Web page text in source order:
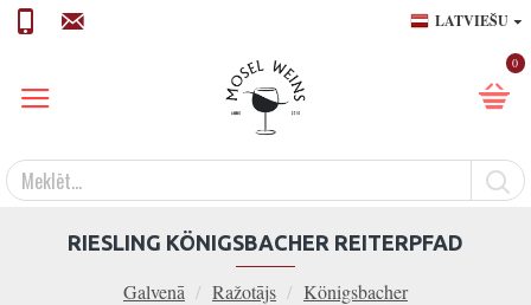
LATVIEŠU
0
Galvenā Ražotājs
Königsbacher
RIESLING KÖNIGSBACHER REITERPFAD